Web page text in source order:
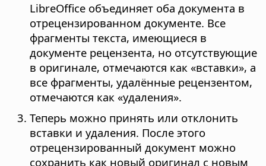
LibreOffice объединяет оба документа в
отрецензированном документе. Все
фрагменты текста, имеющиеся в
документе рецензента, но отсутствующие
в оригинале, отмечаются как «вставки», а
все фрагменты, удалённые рецензентом,
отмечаются как «удаления».
Теперь можно принять или отклонить
вставки и удаления. После этого
отрецензированный документ можно
сохранить как новый оригинал с новым